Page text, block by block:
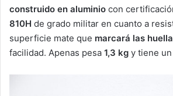
construido en aluminio con
810H de grado militar en cuanto a
superficie mate que marcará las
facilidad. Apenas pesa 1,3 kg y tiene